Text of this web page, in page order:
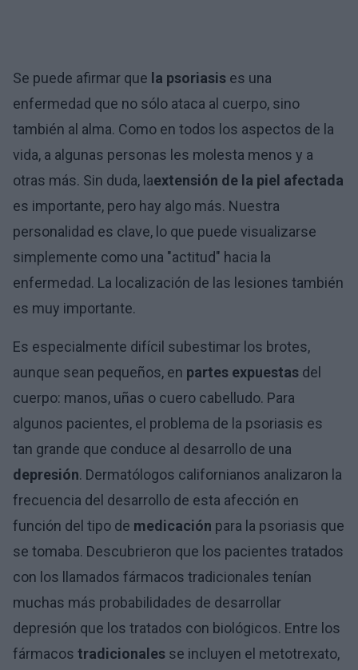
Se puede afirmar que la psoriasis es una
enfermedad que no sólo ataca al cuerpo, sino
también al alma. Como en todos los aspectos de la
vida, a algunas personas les molesta menos y a
otras más. Sin duda, laextensión de la piel afectada
es importante, pero hay algo más. Nuestra
personalidad es clave, lo que puede visualizarse
simplemente como una "actitud" hacia la
enfermedad. La localización de las lesiones también
es muy importante.
Es especialmente difícil subestimar los brotes,
aunque sean pequeños, en partes expuestas del
cuerpo: manos, uñas o cuero cabelludo. Para
algunos pacientes, el problema de la psoriasis es
tan grande que conduce al desarrollo de una
depresión. Dermatólogos californianos analizaron la
frecuencia del desarrollo de esta afección en
función del tipo de medicación para la psoriasis que
se tomaba. Descubrieron que los pacientes tratados
con los llamados fármacos tradicionales tenían
muchas más probabilidades de desarrollar
depresión que los tratados con biológicos. Entre los
fármacos tradicionales se incluyen el metotrexato,